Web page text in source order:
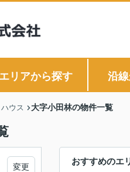
エリアから探す 沿
ウス 大字小田林の物件一覧
おすすめのエ
変更